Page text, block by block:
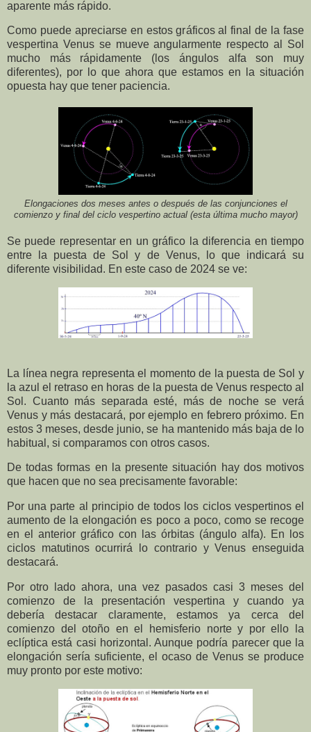
aparente más rápido.
Como puede apreciarse en estos gráficos al final de la fase
vespertina Venus se mueve angularmente respecto al Sol
mucho más rápidamente (los ángulos alfa son muy
diferentes), por lo que ahora que estamos en la situación
opuesta hay que tener paciencia.
Elongaciones dos meses antes o después de las conjunciones el
comienzo y final del ciclo vespertino actual (esta última mucho mayor)
Se puede representar en un gráfico la diferencia en tiempo
entre la puesta de Sol y de Venus, lo que indicará su
diferente visibilidad. En este caso de 2024 se ve:
La línea negra representa el momento de la puesta de Sol y
la azul el retraso en horas de la puesta de Venus respecto al
Sol. Cuanto más separada esté, más de noche se verá
Venus y más destacará, por ejemplo en febrero próximo. En
estos 3 meses, desde junio, se ha mantenido más baja de lo
habitual, si comparamos con otros casos.
De todas formas en la presente situación hay dos motivos
que hacen que no sea precisamente favorable:
Por una parte al principio de todos los ciclos vespertinos el
aumento de la elongación es poco a poco, como se recoge
en el anterior gráfico con las órbitas (ángulo alfa). En los
ciclos matutinos ocurrirá lo contrario y Venus enseguida
destacará.
Por otro lado ahora, una vez pasados casi 3 meses del
comienzo de la presentación vespertina y cuando ya
debería destacar claramente, estamos ya cerca del
comienzo del otoño en el hemisferio norte y por ello la
eclíptica está casi horizontal. Aunque podría parecer que la
elongación sería suficiente, el ocaso de Venus se produce
muy pronto por este motivo: